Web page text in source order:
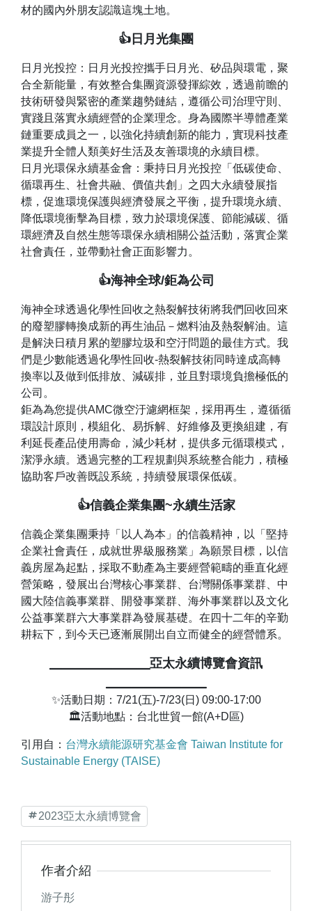
材的國內外朋友認識這塊土地。
👍日月光集團
日月光投控：日月光投控攜手日月光、矽品與環電，聚
合全新能量，有效整合集團資源發揮綜效，透過前瞻的
技術研發與緊密的產業趨勢鏈結，遵循公司治理守則、
實踐且落實永續經營的企業理念。身為國際半導體產業
鏈重要成員之一，以強化持續創新的能力，實現科技產
業提升全體人類美好生活及友善環境的永續目標。
日月光環保永續基金會：秉持日月光投控「低碳使命、
循環再生、社會共融、價值共創」之四大永續發展指
標，促進環境保護與經濟發展之平衡，提升環境永續、
降低環境衝擊為目標，致力於環境保護、節能減碳、循
環經濟及自然生態等環保永續相關公益活動，落實企業
社會責任，並帶動社會正面影響力。
👍海神全球/鉅為公司
海神全球透過化學性回收之熱裂解技術將我們回收回來
的廢塑膠轉換成新的再生油品－燃料油及熱裂解油。這
是解決日積月累的塑膠垃圾和空汙問題的最佳方式。我
們是少數能透過化學性回收-熱裂解技術同時達成高轉
換率以及做到低排放、減碳排，並且對環境負擔極低的
公司。
鉅為為您提供AMC微空汙濾網框架，採用再生，遵循循
環設計原則，模組化、易拆解、好維修及更換組建，有
利延長產品使用壽命，減少耗材，提供多元循環模式，
潔淨永續。透過完整的工程規劃與系統整合能力，積極
協助客戶改善既設系統，持續發展環保低碳。
👍信義企業集團~永續生活家
信義企業集團秉持「以人為本」的信義精神，以「堅持
企業社會責任，成就世界級服務業」為願景目標，以信
義房屋為起點，採取不動產為主要經營範疇的垂直化經
營策略，發展出台灣核心事業群、台灣關係事業群、中
國大陸信義事業群、開發事業群、海外事業群以及文化
公益事業群六大事業群為發展基礎。在四十二年的辛勤
耕耘下，到今天已逐漸展開出自立而健全的經營體系。
╴╴╴╴╴╴╴╴亞太永續博覽會資訊
✨活動日期：7/21(五)-7/23(日) 09:00-17:00
🏛活動地點：台北世貿一館(A+D區)
引用自： 台灣永續能源研究基金會 Taiwan Institute for
Sustainable Energy (TAISE)
2023亞太永續博覽會
作者介紹
游子彤